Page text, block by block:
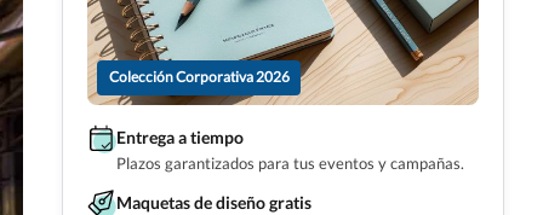
Colección Corporativa 2026
Entrega a tiempo
Plazos garantizados para tus eventos y campañas.
Maquetas de diseño gratis